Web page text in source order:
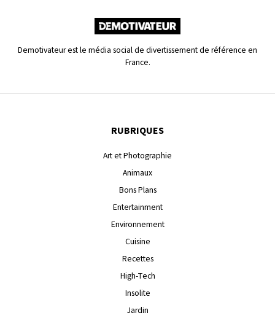
Demotivateur est le média social de divertissement de référence en
France.
RUBRIQUES
Art et Photographie
Animaux
Bons Plans
Entertainment
Environnement
Cuisine
Recettes
High-Tech
Insolite
Jardin